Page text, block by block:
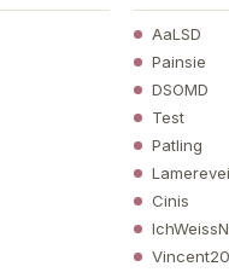
AaLSD
Painsie
DSOMD
Test
Patling
Cinis